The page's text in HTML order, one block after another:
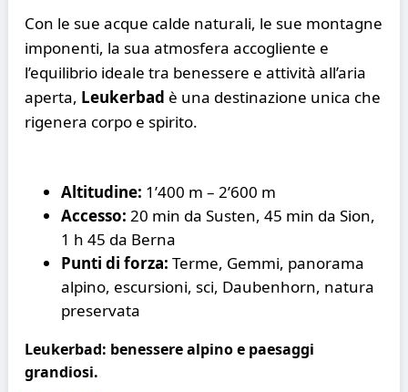
Con le sue acque calde naturali, le sue montagne
imponenti, la sua atmosfera accogliente e
l’equilibrio ideale tra benessere e attività all’aria
aperta, Leukerbad è una destinazione unica che
rigenera corpo e spirito.
Altitudine: 1’400 m – 2’600 m
Accesso: 20 min da Susten, 45 min da Sion,
1 h 45 da Berna
Punti di forza: Terme, Gemmi, panorama
alpino, escursioni, sci, Daubenhorn, natura
preservata
Leukerbad: benessere alpino e paesaggi
grandiosi.